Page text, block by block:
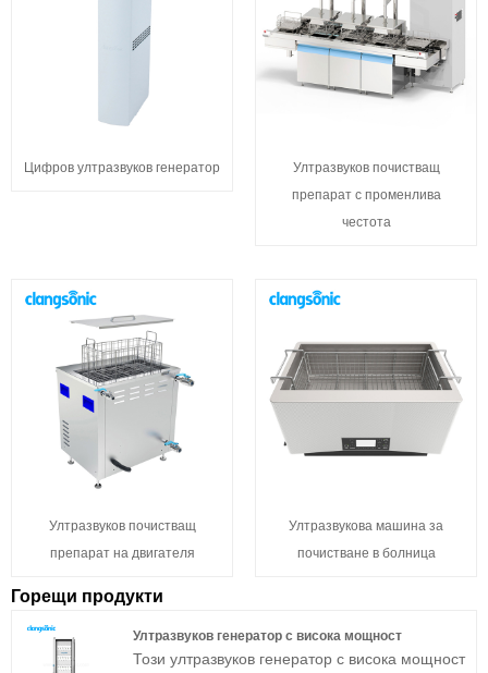
Цифров ултразвуков генератор
Ултразвуков почистващ
препарат с променлива
честота
Ултразвуков почистващ
препарат на двигателя
Ултразвукова машина за
почистване в болница
Горещи продукти
Ултразвуков генератор с висока мощност
Този ултразвуков генератор с висока мощност